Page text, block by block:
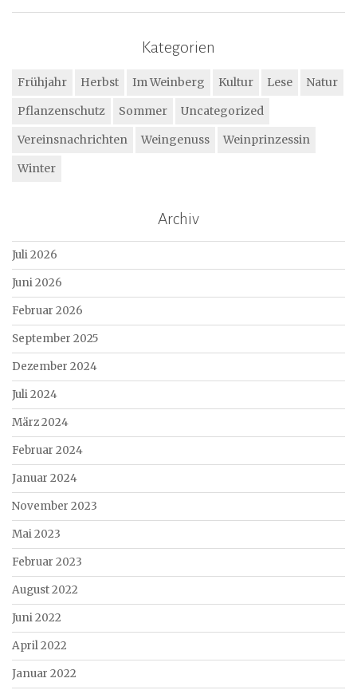
Kategorien
Frühjahr Herbst Im Weinberg Kultur Lese
Natur
Pflanzenschutz
Sommer
Uncategorized
Vereinsnachrichten
Weingenuss
Weinprinzessin
Winter
Archiv
Juli 2026
Juni 2026
Februar 2026
September 2025
Dezember 2024
Juli 2024
März 2024
Februar 2024
Januar 2024
November 2023
Mai 2023
Februar 2023
August 2022
Juni 2022
April 2022
Januar 2022